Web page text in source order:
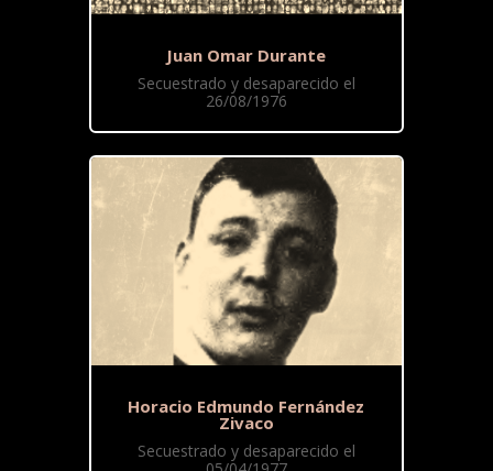
Juan Omar Durante
Secuestrado y desaparecido el
26/08/1976
Horacio Edmundo Fernández
Zivaco
Secuestrado y desaparecido el